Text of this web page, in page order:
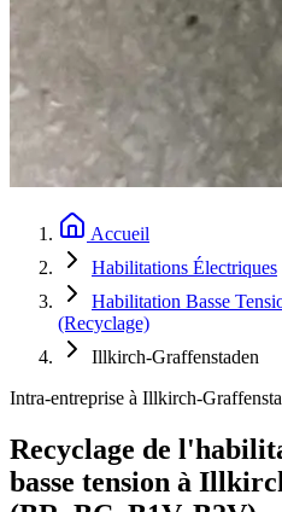
Accueil
Habilitations Électriques
Habilitation Basse
(Recyclage)
Illkirch-Graffenstaden
Intra-entreprise à Illkirch-
Recyclage de
basse tension à